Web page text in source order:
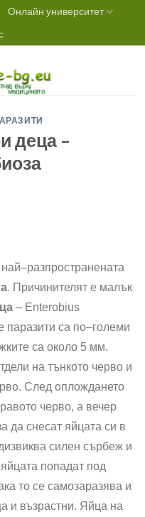
Онлайн университет
деца –
. Причинителят e малък
– Еnterobius
са по–големи
са около 5 мм.
на тънкото черво и
След оплождането
черво, а вечер
да снесат яйцата си в
силен сърбеж и
попадат под
то се самозаразява и
и възрастни. Яйца на